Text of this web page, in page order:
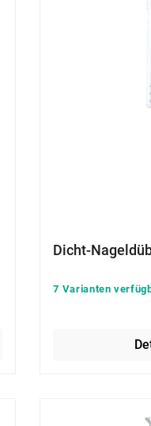
Dicht-
7 Varianten